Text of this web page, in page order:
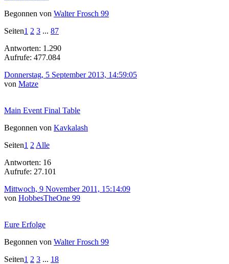
Begonnen von Walter Frosch 99
Seiten1 2 3 ... 87
Antworten: 1.290
Aufrufe: 477.084
Donnerstag, 5 September 2013, 14:59:05
von Matze
Main Event Final Table
Begonnen von Kavkalash
Seiten1 2 Alle
Antworten: 16
Aufrufe: 27.101
Mittwoch, 9 November 2011, 15:14:09
von HobbesTheOne 99
Eure Erfolge
Begonnen von Walter Frosch 99
Seiten1 2 3 ... 18